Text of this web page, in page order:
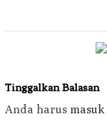
Tinggalkan Balasan
Anda harus masuk